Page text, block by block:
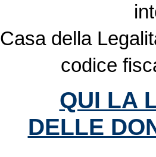
Casa della
codice
QUI LA
DELLE